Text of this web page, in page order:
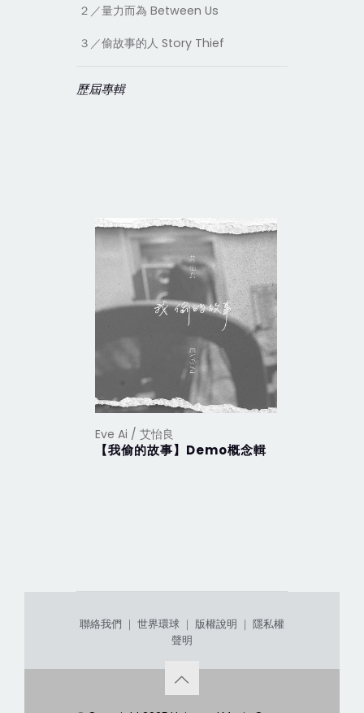
２／量力而為 Between Us
３／偷故事的人 Story Thief
歷屆專輯
Eve Ai / 艾怡良
【我偷的故事】Demo概念輯
聯絡我們 ｜ 世界環球 ｜ 版權說明 ｜ 隱私權
聲明